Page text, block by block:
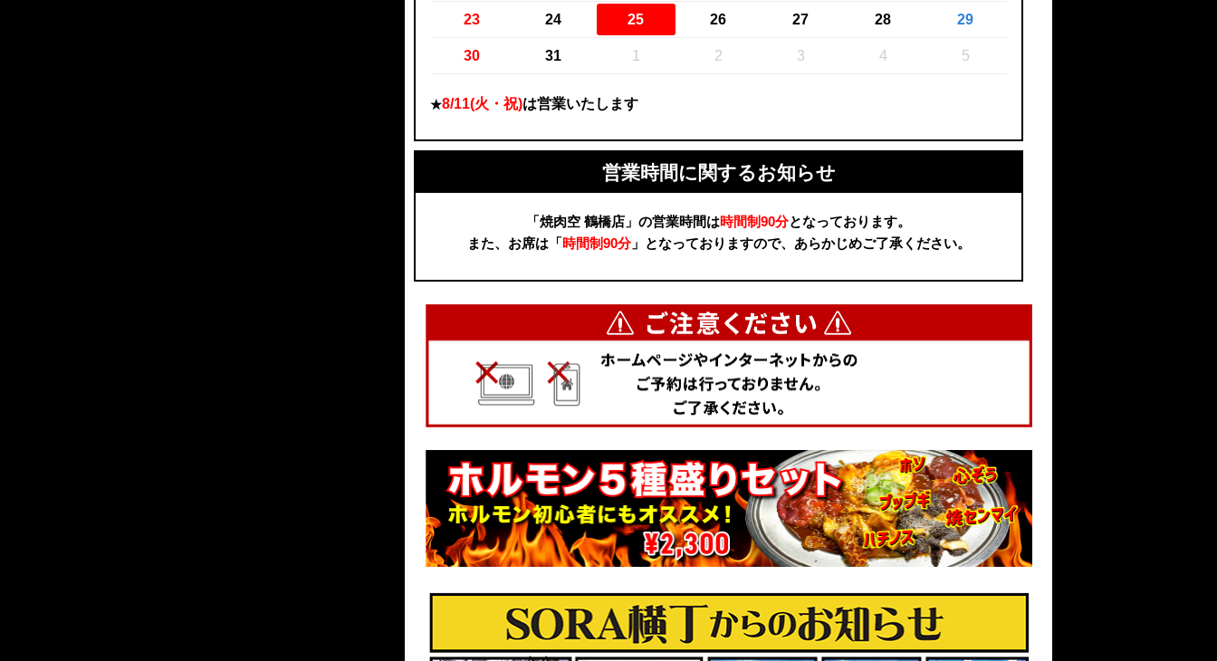
23 24 25 26 27 28 29
30 31 1 2 3 4 5
★8/11(火・祝)は営業いたします
営業時間に関するお知らせ
「焼肉空 鶴橋店」の営業時間は時間制90分となっております。
また、お席は「時間制90分」となっておりますので、あらかじめご了承ください。